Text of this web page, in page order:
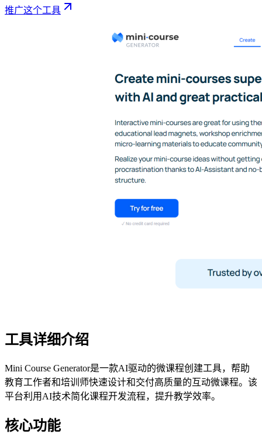
推广这个工具
工具详细介绍
Mini Course Generator是一款AI驱动的微课程创建工具，帮助
教育工作者和培训师快速设计和交付高质量的互动微课程。该
平台利用AI技术简化课程开发流程，提升教学效率。
核心功能